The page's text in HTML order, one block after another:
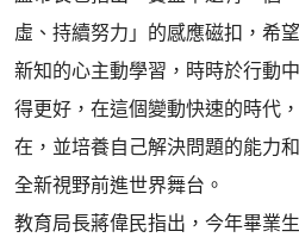
虛、持續努力」的感應磁扣，希
新知的心主動學習，時時於行動
得更好，在這個變動快速的時代
在，並培養自己解決問題的能力
全新視野前進世界舞台。
教育局長蔣偉民指出，今年畢業